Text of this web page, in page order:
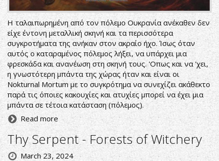
Η ταλαιπωρημένη από τον πόλεμο Ουκρανία ανέκαθεν δεν
είχε έντονη μεταλλική σκηνή και τα περισσότερα
συγκροτήματα της ανήκαν στον ακραίο ήχο. Ίσως όταν
αυτός ο καταραμένος πόλεμος λήξει, να υπάρχει μια
φρεσκάδα και ανανέωση στη σκηνή τους. 'Οπως και να 'χει,
η γνωστότερη μπάντα της χώρας ήταν και είναι οι
Nokturnal Mortum με το συγκρότημα να συνεχίζει ακάθεκτο
παρά τις όποιες κακουχίες και ατυχίες μπορεί να έχει μια
μπάντα σε τέτοια κατάσταση (πόλεμος).
Read more
Thy Serpent - Forests of Witchery
March 23, 2024